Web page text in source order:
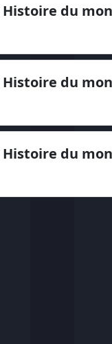
Histoire du
Histoire du
Histoire du